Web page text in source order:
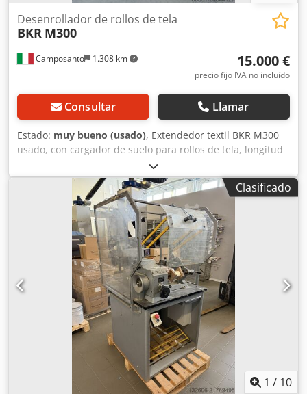
Camposanto 1.308 km
Desenrollador de rollos de tela
BKR M300
15.000 €
precio fijo IVA no incluído
Consultar Llamar
Estado: muy bueno (usado), Extendedor textil BKR M300
usado, con cargador de suelo para rollos de tela, longitud
de mesa 8 metros totalmente con cinta transportadora,
ancho 2,04 metros, ancho útil 1,80 metros. En buenas
condiciones. Csdpfex Rdw Uex Ak Hsrf
Clasificado
1 / 10